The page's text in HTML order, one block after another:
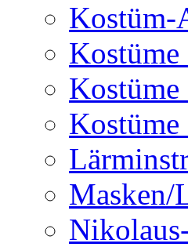
Kostüm-
Kostüme
Kostüme
Masken/